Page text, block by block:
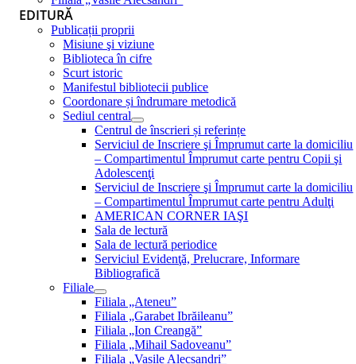
EDITURĂ
Publicații proprii
Misiune şi viziune
Biblioteca în cifre
Scurt istoric
Manifestul bibliotecii publice
Coordonare și îndrumare metodică
Sediul central
Centrul de înscrieri și referințe
Serviciul de Inscriere şi Împrumut carte la domiciliu
– Compartimentul Împrumut carte pentru Copii şi
Adolescenţi
Serviciul de Inscriere şi Împrumut carte la domiciliu
– Compartimentul Împrumut carte pentru Adulţi
AMERICAN CORNER IAŞI
Sala de lectură
Sala de lectură periodice
Serviciul Evidenţă, Prelucrare, Informare
Bibliografică
Filiale
Filiala „Ateneu”
Filiala „Garabet Ibrăileanu”
Filiala „Ion Creangă”
Filiala „Mihail Sadoveanu”
Filiala „Vasile Alecsandri”